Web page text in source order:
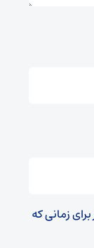
زمانی که